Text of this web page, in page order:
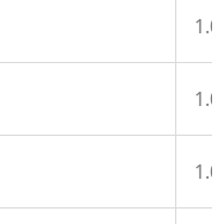
1.0
1.0
1.0